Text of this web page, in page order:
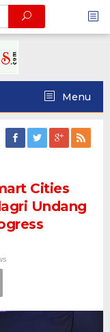
Menu
Cities
Undang